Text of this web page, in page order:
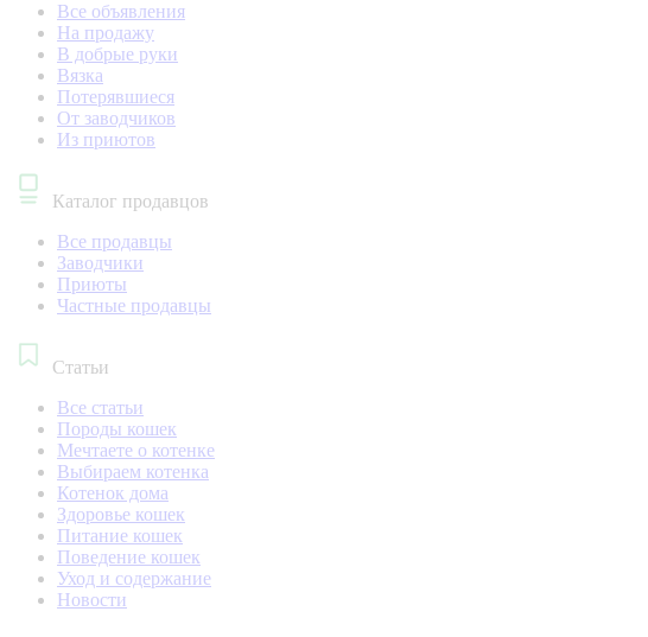
Все объявления
На продажу
В добрые руки
Вязка
Потерявшиеся
От заводчиков
Из приютов
Каталог продавцов
Все продавцы
Заводчики
Приюты
Частные продавцы
Статьи
Все статьи
Породы кошек
Мечтаете о котенке
Выбираем котенка
Котенок дома
Здоровье кошек
Питание кошек
Поведение кошек
Уход и содержание
Новости